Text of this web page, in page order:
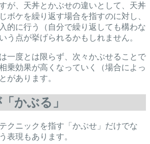
が、天丼とかぶせの違いとして、天丼
ボケを繰り返す場合を指すのに対し、
的に行う（自分で繰り返しても構わな
う点が挙げられるかもしれません。
一度とは限らず、次々かぶせることで
乗効果が高くなっていく（場合によっ
があります。
かぶる」
クニックを指す「かぶせ」だけでな
表現もあります。